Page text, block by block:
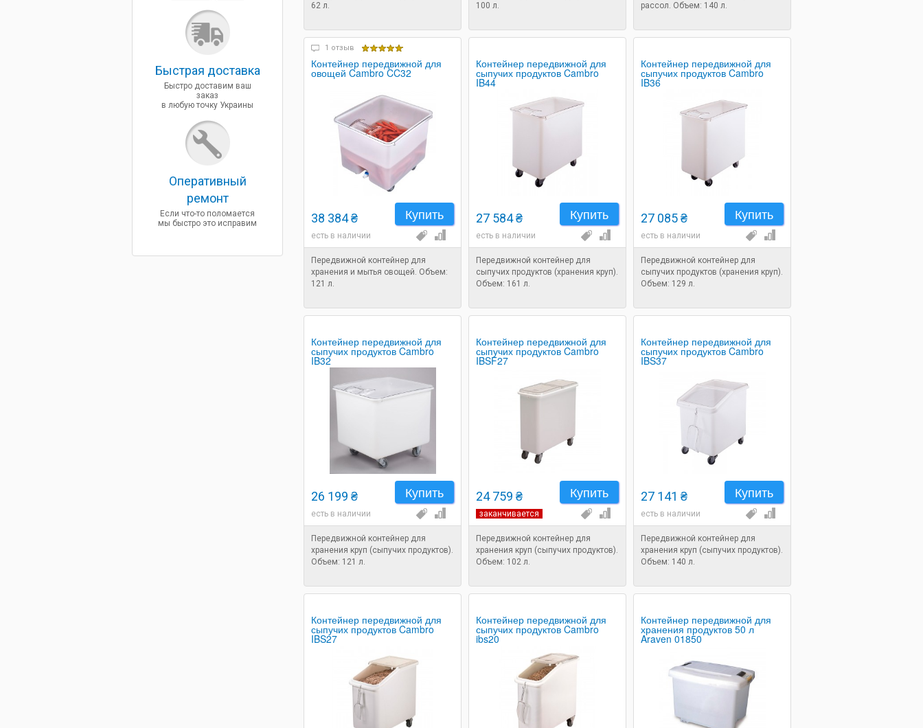
62 л.
100 л.
рассол. Объем: 140 л.
1 отзыв
Контейнер передвижной для
овощей Cambro CC32
Купить
38 384 ₴
есть в наличии
Передвижной контейнер для
хранения и мытья овощей. Объем:
121 л.
Контейнер передвижной для
сыпучих продуктов Cambro
IB44
Купить
27 584 ₴
есть в наличии
Передвижной контейнер для
сыпучих продуктов (хранения круп).
Объем: 161 л.
Контейнер передвижной для
сыпучих продуктов Cambro
IB36
Купить
27 085 ₴
есть в наличии
Передвижной контейнер для
сыпучих продуктов (хранения круп).
Объем: 129 л.
Контейнер передвижной для
сыпучих продуктов Cambro
IB32
Купить
26 199 ₴
есть в наличии
Передвижной контейнер для
хранения круп (сыпучих продуктов).
Объем: 121 л.
Контейнер передвижной для
сыпучих продуктов Cambro
IBSF27
Купить
24 759 ₴
заканчивается
Передвижной контейнер для
хранения круп (сыпучих продуктов).
Объем: 102 л.
Контейнер передвижной для
сыпучих продуктов Cambro
IBS37
Купить
27 141 ₴
есть в наличии
Передвижной контейнер для
хранения круп (сыпучих продуктов).
Объем: 140 л.
Контейнер передвижной для
сыпучих продуктов Cambro
IBS27
Контейнер передвижной для
сыпучих продуктов Cambro
ibs20
Контейнер передвижной для
хранения продуктов 50 л
Araven 01850
Быcтрая доставка
Быстро доставим ваш
заказ
в любую точку Украины
Оперативный
ремонт
Если что-то поломается
мы быстро это исправим